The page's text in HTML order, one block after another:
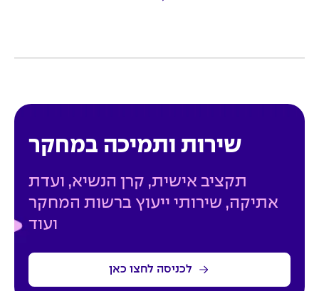
שירות ותמיכה במחקר
תקציב אישית, קרן הנשיא, ועדת
אתיקה, שירותי ייעוץ ברשות המחקר
ועוד
לכניסה לחצו כאן